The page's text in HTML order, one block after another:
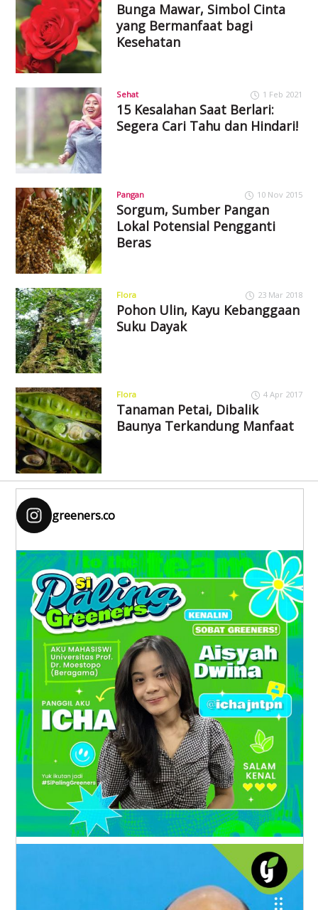
Bunga Mawar, Simbol Cinta
yang Bermanfaat bagi
Kesehatan
Sehat 1 Feb 2021
15 Kesalahan Saat Berlari:
Segera Cari Tahu dan Hindari!
Pangan 10 Nov 2015
Sorgum, Sumber Pangan
Lokal Potensial Pengganti
Beras
Flora 23 Mar 2018
Pohon Ulin, Kayu Kebanggaan
Suku Dayak
Flora 4 Apr 2017
Tanaman Petai, Dibalik
Baunya Terkandung Manfaat
greeners.co